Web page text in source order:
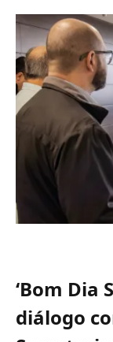
‘Bom Dia
diálogo